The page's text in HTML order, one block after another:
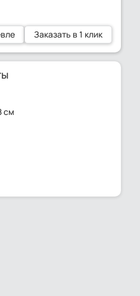
Заказать в 1 клик
см